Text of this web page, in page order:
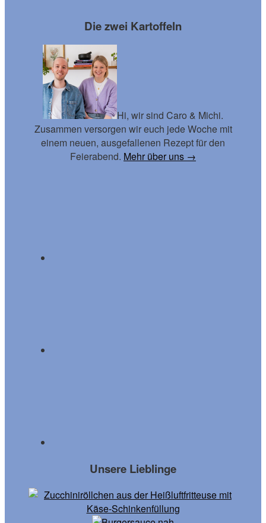
Die zwei Kartoffeln
Hi, wir sind Caro & Michi.
Zusammen versorgen wir euch jede Woche mit
einem neuen, ausgefallenen Rezept für den
Feierabend. Mehr über uns →
Unsere Lieblinge